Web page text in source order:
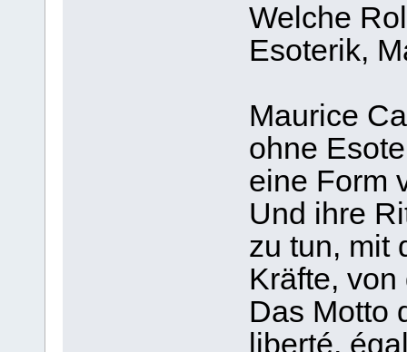
Welche
Esoterik,
Maurice
ohne
eine Form
Und ihre
zu tun, mit
Kräfte,
Das Motto
liberté,